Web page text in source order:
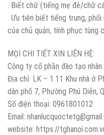
. Biết chữ (tiếng mẹ đẻ/chữ
. Ưu tiên biết tiếng trung,
của chủ quản, tính phục tùng
MỌI CHI TIẾT XIN LIÊN HỆ:
Công ty cổ phần đào tạo
Địa chỉ: LK – 1.11 Khu nhà ở
dân phố 7, Phường Phú Diễn,
Số điện thoại: 0961801012
Email:
website: https://